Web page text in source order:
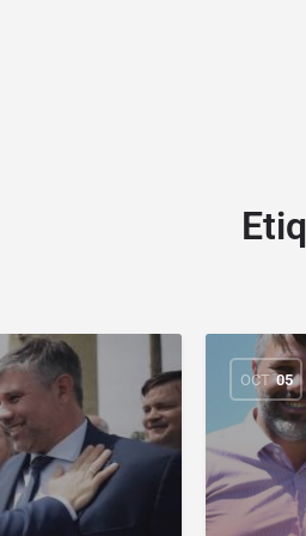
OCT 05